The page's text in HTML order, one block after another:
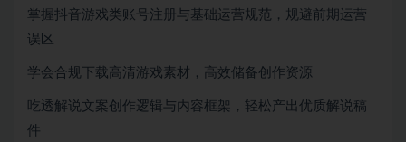
掌握抖音游戏类账号注册与基础运营规范，规避前期运营
误区
学会合规下载高清游戏素材，高效储备创作资源
吃透解说文案创作逻辑与内容框架，轻松产出优质解说稿
件